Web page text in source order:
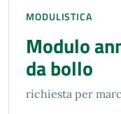
MODULISTICA
Modulo
da bollo
richiesta per